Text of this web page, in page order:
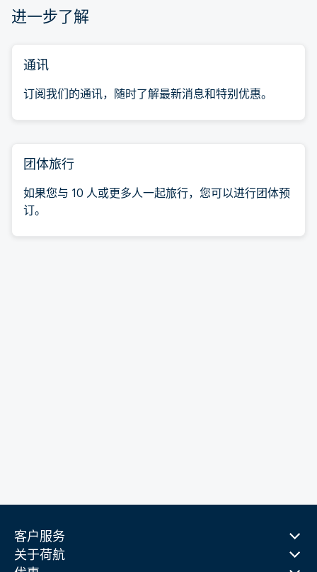
进一步了解
通讯
订阅我们的通讯，随时了解最新消息和特别优惠。
团体旅行
如果您与 10 人或更多人一起旅行，您可以进行团体预
订。
客户服务
关于荷航